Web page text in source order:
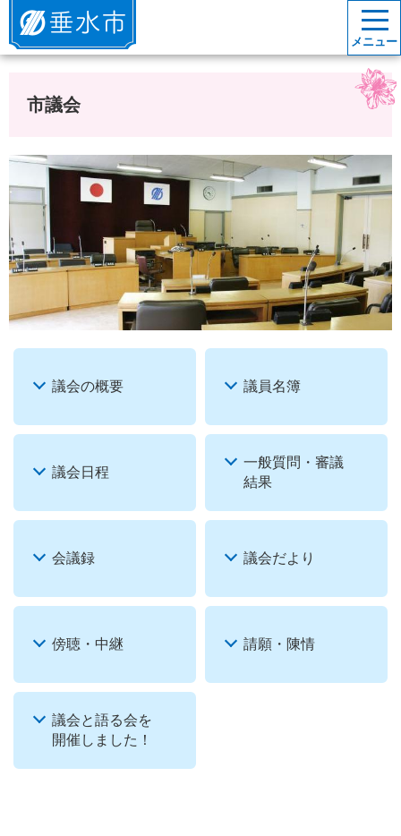
垂水市
メニュー
市議会
議会の概要 議員名簿
議会日程
一般質問・審議
結果
会議録 議会だより
傍聴・中継 請願・陳情
議会と語る会を
開催しました！